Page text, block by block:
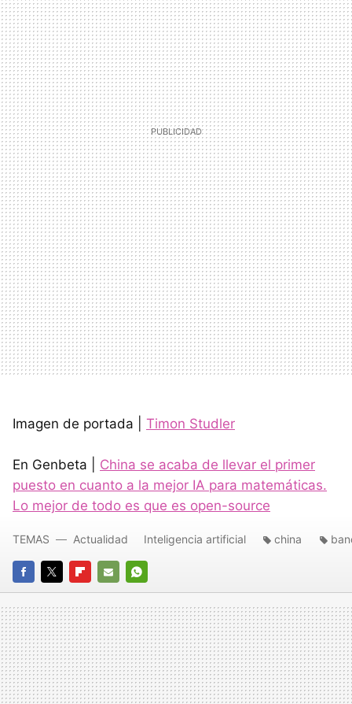
Imagen de portada | Timon Studler
En Genbeta | China se acaba de llevar el primer
puesto en cuanto a la mejor IA para matemáticas.
Lo mejor de todo es que es open-source
FACEBOOK
TWITTERFLIPBOARD
E-
MAIL
WHATSAPP
TEMAS Actualidad Inteligencia artificial china